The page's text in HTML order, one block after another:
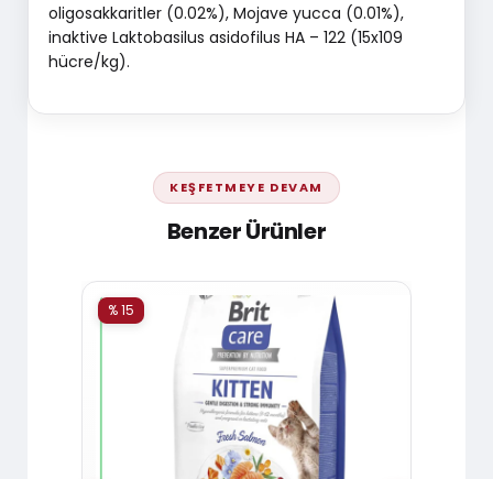
oligosakkaritler (0.02%), Mojave yucca (0.01%),
inaktive Laktobasilus asidofilus HA – 122 (15x109
hücre/kg).
KEŞFETMEYE DEVAM
Benzer Ürünler
% 15